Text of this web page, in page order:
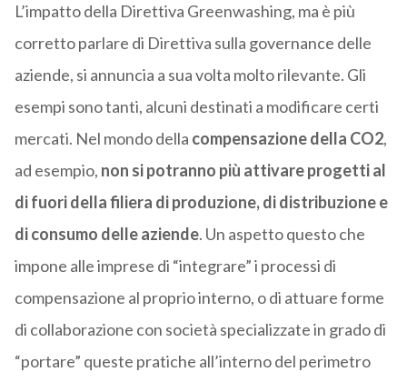
L’impatto della Direttiva Greenwashing, ma è più
corretto parlare di Direttiva sulla governance delle
aziende, si annuncia a sua volta molto rilevante. Gli
esempi sono tanti, alcuni destinati a modificare certi
mercati. Nel mondo della compensazione della CO2,
ad esempio, non si potranno più attivare progetti al
di fuori della filiera di produzione, di distribuzione e
di consumo delle aziende. Un aspetto questo che
impone alle imprese di “integrare” i processi di
compensazione al proprio interno, o di attuare forme
di collaborazione con società specializzate in grado di
“portare” queste pratiche all’interno del perimetro